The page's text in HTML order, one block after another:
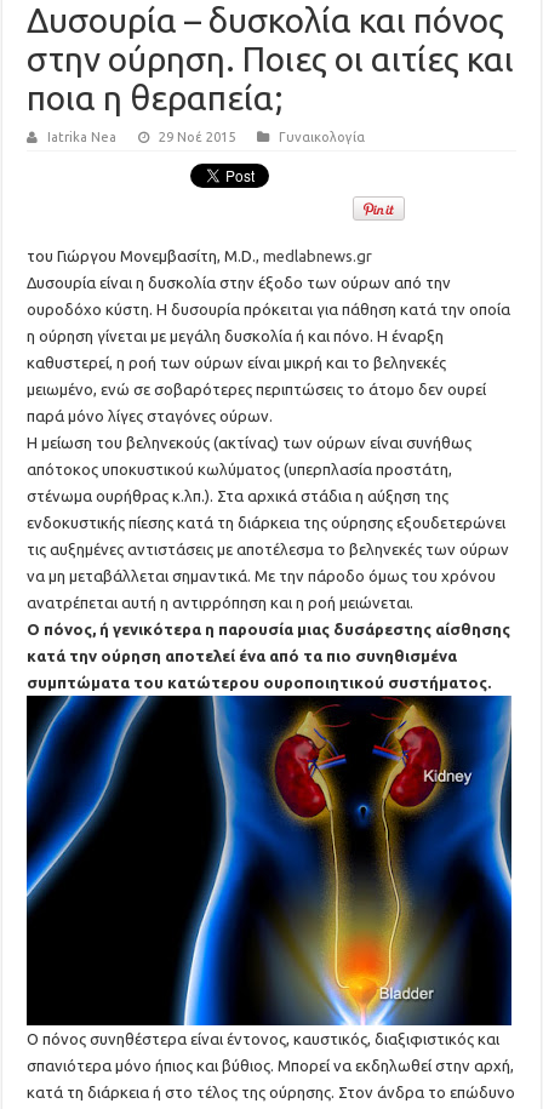
Δυσουρία – δυσκολία και πόνος
στην ούρηση. Ποιες οι αιτίες και
ποια η θεραπεία;
Iatrika Nea 29 Νοέ 2015 Γυναικολογία
του Γιώργου Μονεμβασίτη, M.D.,medlabnews.gr
Δυσουρία είναι η δυσκολία στην έξοδο των ούρων από την
ουροδόχο κύστη. Η δυσουρία πρόκειται για πάθηση κατά την οποία
η ούρηση γίνεται με μεγάλη δυσκολία ή και πόνο. Η έναρξη
καθυστερεί, η ροή των ούρων είναι μικρή και το βεληνεκές
μειωμένο, ενώ σε σοβαρότερες περιπτώσεις το άτομο δεν ουρεί
παρά μόνο λίγες σταγόνες ούρων.
Η μείωση του βεληνεκούς (ακτίνας) των ούρων είναι συνήθως
απότοκος υποκυστικού κωλύματος (υπερπλασία προστάτη,
στένωμα ουρήθρας κ.λπ.). Στα αρχικά στάδια η αύξηση της
ενδοκυστικής πίεσης κατά τη διάρκεια της ούρησης εξουδετερώνει
τις αυξημένες αντιστάσεις με αποτέλεσμα το βεληνεκές των ούρων
να μη μεταβάλλεται σημαντικά. Με την πάροδο όμως του χρόνου
ανατρέπεται αυτή η αντιρρόπηση και η ροή μειώνεται.
Ο πόνος, ή γενικότερα η παρουσία μιας δυσάρεστης αίσθησης
κατά την ούρηση αποτελεί ένα από τα πιο συνηθισμένα
συμπτώματα του κατώτερου ουροποιητικού συστήματος.
Ο πόνος συνηθέστερα είναι έντονος, καυστικός, διαξιφιστικός και
σπανιότερα μόνο ήπιος και βύθιος. Μπορεί να εκδηλωθεί στην αρχή,
κατά τη διάρκεια ή στο τέλος της ούρησης. Στον άνδρα το επώδυνο